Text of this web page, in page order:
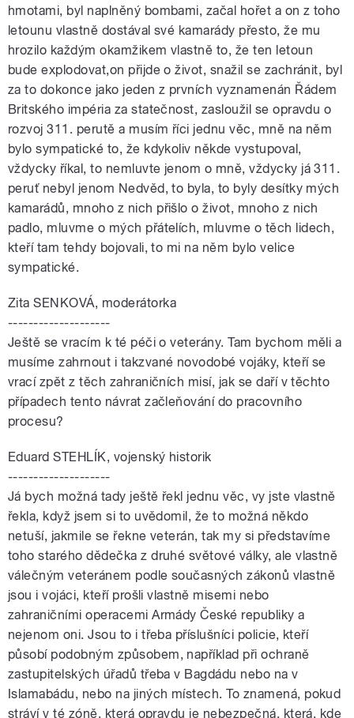
hmotami, byl naplněný bombami, začal hořet a on z toho
letounu vlastně dostával své kamarády přesto, že mu
hrozilo každým okamžikem vlastně to, že ten letoun
bude explodovat,on přijde o život, snažil se zachránit, byl
za to dokonce jako jeden z prvních vyznamenán Řádem
Britského impéria za statečnost, zasloužil se opravdu o
rozvoj 311. perutě a musím říci jednu věc, mně na něm
bylo sympatické to, že kdykoliv někde vystupoval,
vždycky říkal, to nemluvte jenom o mně, vždycky já 311.
peruť nebyl jenom Nedvěd, to byla, to byly desítky mých
kamarádů, mnoho z nich přišlo o život, mnoho z nich
padlo, mluvme o mých přátelích, mluvme o těch lidech,
kteří tam tehdy bojovali, to mi na něm bylo velice
sympatické.
Zita SENKOVÁ, moderátorka
--------------------
Ještě se vracím k té péči o veterány. Tam bychom měli a
musíme zahrnout i takzvané novodobé vojáky, kteří se
vrací zpět z těch zahraničních misí, jak se daří v těchto
případech tento návrat začleňování do pracovního
procesu?
Eduard STEHLÍK, vojenský historik
--------------------
Já bych možná tady ještě řekl jednu věc, vy jste vlastně
řekla, když jsem si to uvědomil, že to možná někdo
netuší, jakmile se řekne veterán, tak my si představíme
toho starého dědečka z druhé světové války, ale vlastně
válečným veteránem podle současných zákonů vlastně
jsou i vojáci, kteří prošli vlastně misemi nebo
zahraničními operacemi Armády České republiky a
nejenom oni. Jsou to i třeba příslušníci policie, kteří
působí podobným způsobem, například při ochraně
zastupitelských úřadů třeba v Bagdádu nebo na v
Islamabádu, nebo na jiných místech. To znamená, pokud
stráví v té zóně, která opravdu je nebezpečná, která, kde